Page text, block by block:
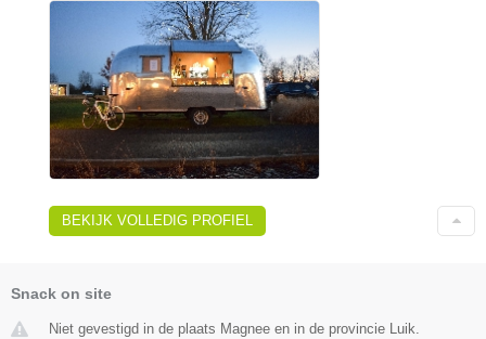
BEKIJK VOLLEDIG PROFIEL
Snack on site
Niet gevestigd in de plaats Magnee en in de provincie Luik.